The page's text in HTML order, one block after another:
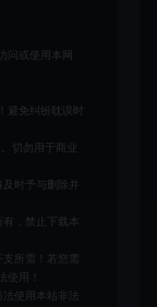
问或使用本网
避免纠纷耽误时
切勿用于商业
时予与删除并
，禁止下载本
所需！若您需
使用！
使用本站非法